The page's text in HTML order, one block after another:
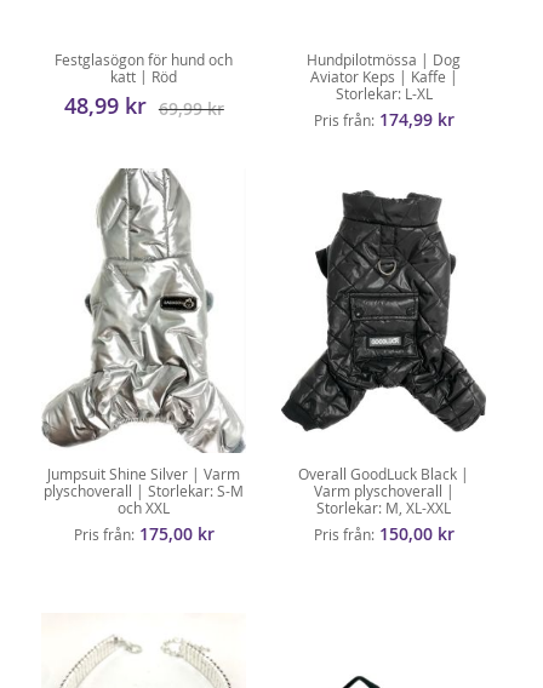
Festglasögon för hund och
katt | Röd
48,99 kr 69,99 kr
Hundpilotmössa | Dog
Aviator Keps | Kaffe |
Storlekar: L-XL
Pris från 174,99 kr
Jumpsuit Shine Silver | Varm
plyschoverall | Storlekar: S-M
och XXL
Pris från 175,00 kr
Overall GoodLuck Black |
Varm plyschoverall |
Storlekar: M, XL-XXL
Pris från 150,00 kr